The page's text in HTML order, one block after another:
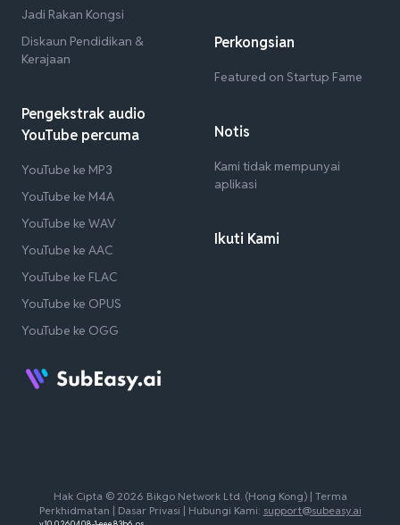
Jadi Rakan Kongsi
Diskaun Pendidikan &
Kerajaan
Pengekstrak audio
YouTube percuma
YouTube ke MP3
YouTube ke M4A
YouTube ke WAV
YouTube ke AAC
YouTube ke FLAC
YouTube ke OPUS
YouTube ke OGG
Perkongsian
Featured on Startup Fame
Notis
Kami tidak mempunyai
aplikasi
Ikuti Kami
Hak Cipta © 2026 Bikgo Network Ltd. (Hong Kong) | Terma
Perkhidmatan | Dasar Privasi | Hubungi Kami: support@subeasy.ai